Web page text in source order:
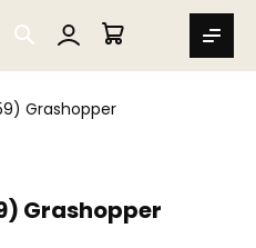
SEARCH
MIN VARUKORG
Grashopper
Grashopper